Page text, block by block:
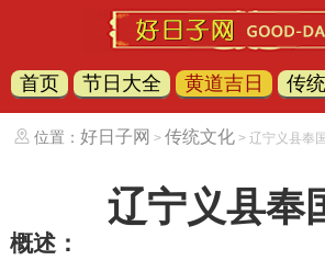
首页 节日大全 黄道吉日 传
位置： 好日子网 > 传统文化> 辽宁义县奉
辽宁义县奉
概述：